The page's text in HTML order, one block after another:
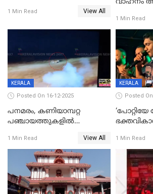
1 Min Read View All
വാഹനം
1 Min Read
KERALA
Posted On 16-12-2025
പനമരം, കണിയാമ്പറ്റ
പഞ്ചായത്തുകളിൽ
സ്ഥാപനങ്ങൾക്ക് അവധി
1 Min Read View All
KERALA
Posted
‘പോറ്റിയേ
നടപടി
1 Min Read